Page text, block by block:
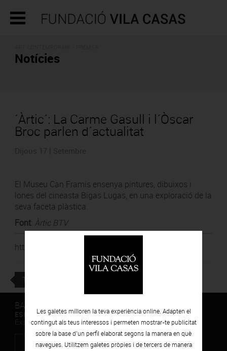
Notícies
´Àrtic´: La Carme Gasull i l´Òscar
Broc parlen d´actualitat
El Museu Can Framis ensenya pintures, dibuixos i
lones del cineasta Bigas Lugas, en una exploració de la
seva faceta plàstica.
Font: Àrtic BTV
http://www.btv.cat/alacarta/rtic-1/41557/
TORNAR
BARCELONA
ESPAIS VOLART
Exposicions Temporals d'Art Contemporani
Les galetes milloren la teva experiència online. Adapten el
contingut als teus interessos i permeten mostrar-te publicitat
sobre la base d’un perfil elaborat segons la manera en què
navegues. Utilitzem galetes pròpies i de tercers de manera